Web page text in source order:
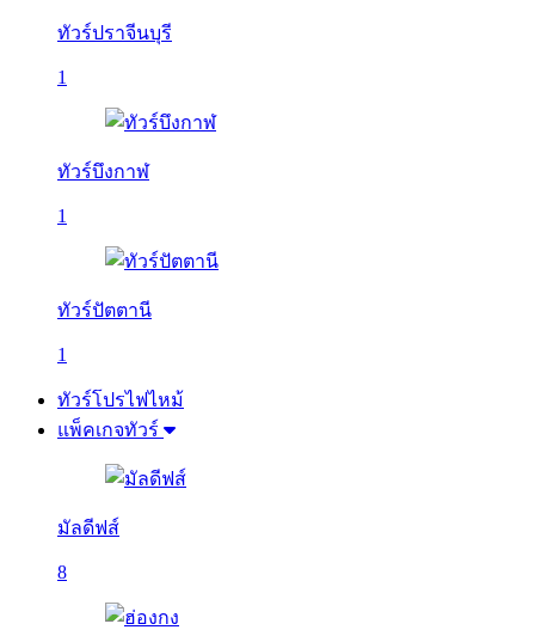
ทัวร์ปราจีนบุรี
1
ทัวร์บึงกาฬ
1
ทัวร์ปัตตานี
1
ทัวร์โปรไฟไหม้
แพ็คเกจทัวร์
มัลดีฟส์
8